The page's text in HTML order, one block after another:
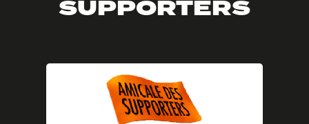
SUPPORTERS